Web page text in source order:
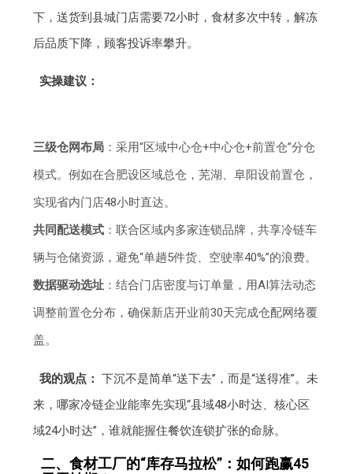
下，送货到县城门店需要72小时，食材多次中转，解冻
后品质下降，顾客投诉率攀升。
实操建议：
三级仓网布局 ：采用“区域中心仓+中心仓+前置仓”分仓
模式。例如在合肥设区域总仓，芜湖、阜阳设前置仓，
实现省内门店48小时直达。
共同配送模式 ：联合区域内多家连锁品牌，共享冷链车
辆与仓储资源，避免“单趟5件货、空驶率40%”的浪费。
数据驱动选址 ：结合门店密度与订单量，用AI算法动态
调整前置仓分布，确保新店开业前30天完成仓配网络覆
盖。
我的观点： 下沉不是简单“送下去”，而是“送得准”。未
来，哪家冷链企业能率先实现“县域48小时达、核心区
域24小时达”，谁就能握住餐饮连锁扩张的命脉。
二、食材工厂的“库存马拉松”：如何跑赢45